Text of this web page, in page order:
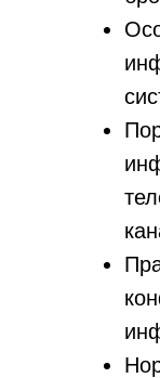
Разработка сайта